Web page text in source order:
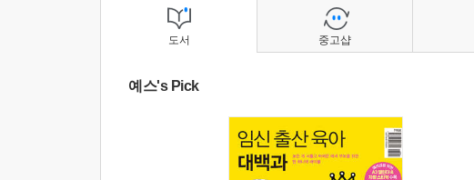
도서
예스's Pick
중고샵